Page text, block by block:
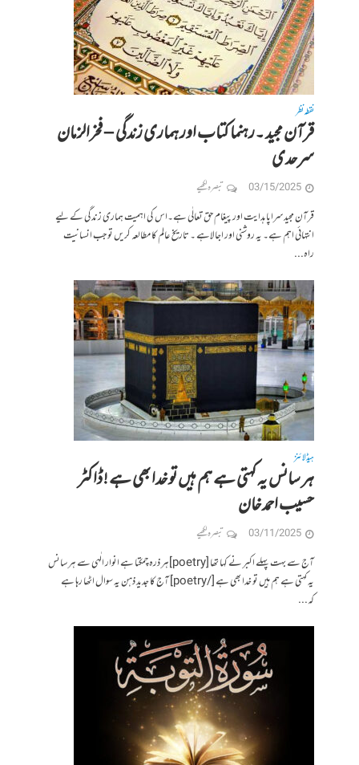
نقطہ نظر
قرآن مجید ۔رہنما کتاب اور ہماری زندگی – فخرالزمان
سرحدی
03/15/2025 تبصرہ لکھیے
قرآن مجید سراپا ہدایت اور پیغام حق تعالٰی ہے۔اس کی اہمیت ہماری زندگی کے لیے
انتہائی اہم ہے۔ یہ روشنی اور اجالاہے ۔ تاریخ عالم کا مطالعہ کریں تو جب انسانیت
راہ...
ہیڈلائنز
ہر سانس یہ کہتی ہے ہم ہیں تو خدا بھی ہے ! ڈاکٹر
حسیب احمد خان
03/11/2025 تبصرہ لکھیے
آج سے بہت پہلے اکبر نے کہا تھا [poetry]ہر ذرہ چمکتا ہے انوار الٰہی سے ہر سانس
یہ کہتی ہے ہم ہیں تو خدا بھی ہے [/poetry] آج کا جدید ذہن یہ سوال اٹھا رہا ہے
کہ...